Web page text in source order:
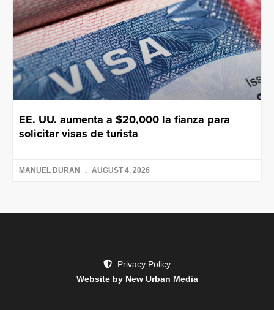
EE. UU. aumenta a $20,000 la fianza para
solicitar visas de turista
MANUEL DURAN AUGUST 4, 2026
Privacy Policy
Website by New Urban Media